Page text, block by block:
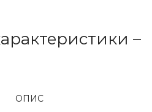
–
ОПИС